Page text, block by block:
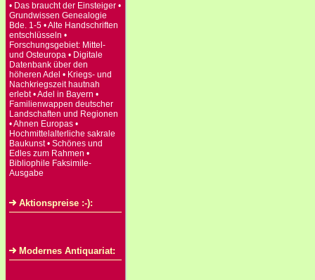
• Das braucht der Einsteiger •
Grundwissen Genealogie
Bde. 1-5 • Alte Handschriften
entschlüsseln •
Forschungsgebiet: Mittel-
und Osteuropa • Digitale
Datenbank über den
höheren Adel • Kriegs- und
Nachkriegszeit hautnah
erlebt • Adel in Bayern •
Familienwappen deutscher
Landschaften und Regionen
• Ahnen Europas •
Hochmittelalterliche sakrale
Baukunst • Schönes und
Edles zum Rahmen •
Bibliophile Faksimile-
Ausgabe
Aktionspreise :-):
Modernes Antiquariat: